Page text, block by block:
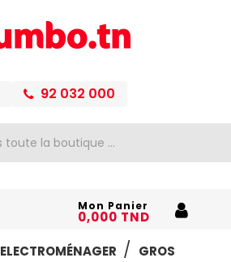
92 032 000
Mon Panier
0,000 TND
ELECTROMÉNAGER
GROS